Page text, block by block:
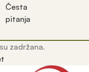
Česta
pitanja
zadržana.